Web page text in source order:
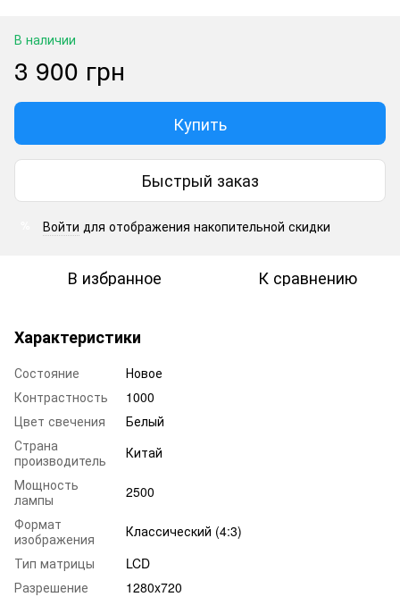
В наличии
3 900 грн
Купить
Быстрый заказ
Войти для отображения накопительной скидки
В избранное К сравнению
Характеристики
Состояние
Новое
Контрастность
1000
Цвет свечения
Белый
Страна
производитель
Китай
Мощность
лампы
2500
Формат
изображения
Классический (4:3)
Тип матрицы
LCD
Разрешение
1280x720